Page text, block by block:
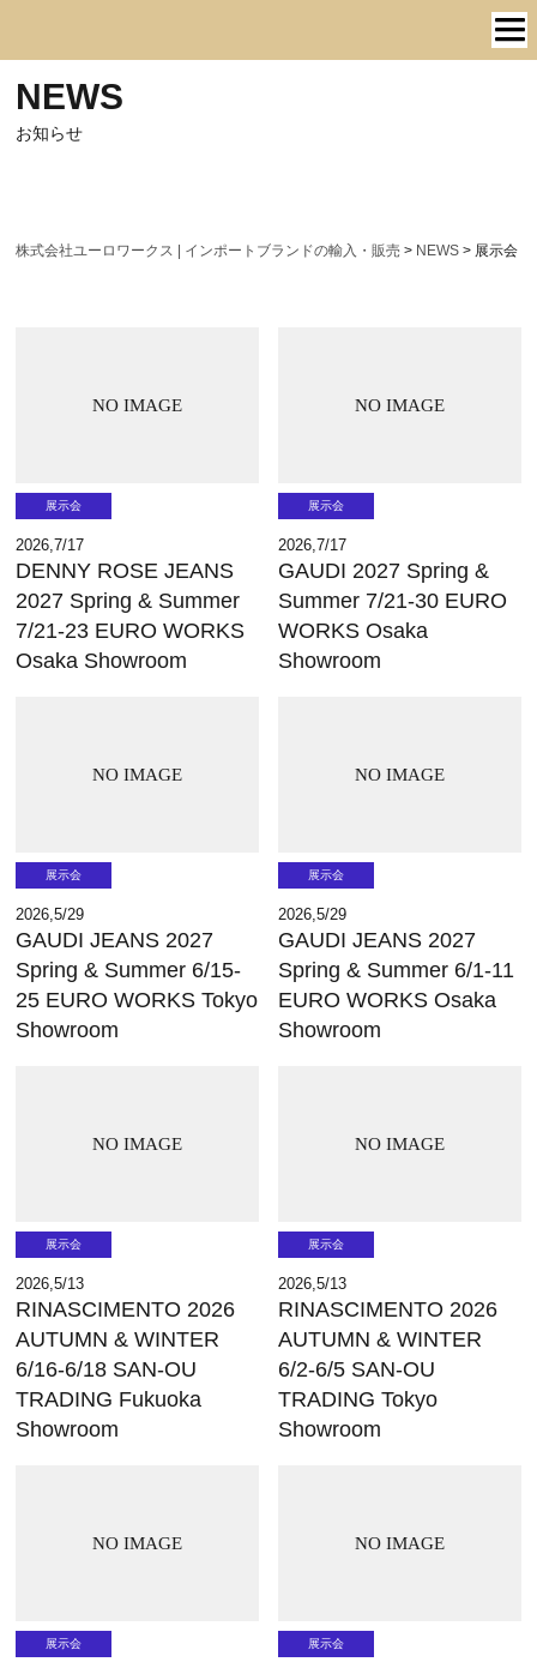
NEWS
お知らせ
株式会社ユーロワークス | インポートブランドの輸入・販売 > NEWS > 展示会
NO IMAGE
展示会
2026,7/17
DENNY ROSE JEANS
2027 Spring & Summer
7/21-23 EURO WORKS
Osaka Showroom
NO IMAGE
展示会
2026,7/17
GAUDI 2027 Spring &
Summer 7/21-30 EURO
WORKS Osaka
Showroom
NO IMAGE
展示会
2026,5/29
GAUDI JEANS 2027
Spring & Summer 6/15-
25 EURO WORKS Tokyo
Showroom
NO IMAGE
展示会
2026,5/29
GAUDI JEANS 2027
Spring & Summer 6/1-11
EURO WORKS Osaka
Showroom
NO IMAGE
展示会
2026,5/13
RINASCIMENTO 2026
AUTUMN & WINTER
6/16-6/18 SAN-OU
TRADING Fukuoka
Showroom
NO IMAGE
展示会
2026,5/13
RINASCIMENTO 2026
AUTUMN & WINTER
6/2-6/5 SAN-OU
TRADING Tokyo
Showroom
NO IMAGE
展示会
NO IMAGE
展示会